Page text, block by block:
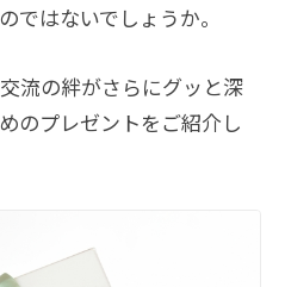
ではないでしょうか。
流の絆がさらにグッと深
のプレゼントをご紹介し